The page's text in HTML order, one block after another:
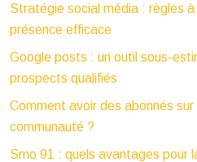
Stratégie social média : règles
présence efficace
Google posts : un outil sous-
prospects qualifiés
Comment avoir des abonnés
communauté ?
Smo 91 : quels avantages pour